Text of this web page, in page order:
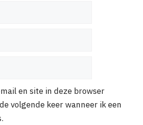
en site in deze browser
volgende keer wanneer ik een